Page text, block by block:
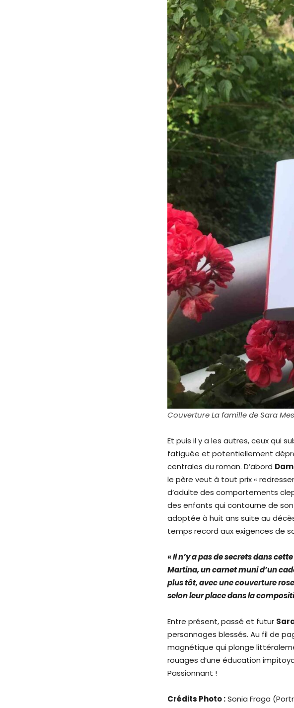
Couverture La famille de Sara
Et puis il y a les autres, ceux qui
fatiguée et potentiellement
centrales du roman. D’abord
le père veut à tout prix « redresser
d’adulte des comportements
des enfants qui contourne de son
adoptée à huit ans suite au
temps record aux exigences de
« Il n’y a pas de secrets dans
Martina, un carnet muni d’un
plus tôt, avec une couverture
selon leur place dans la
Entre présent, passé et futur
personnages blessés. Au fil de
magnétique qui plonge
rouages d’une éducation
Passionnant !
Crédits Photo :Sonia Fraga